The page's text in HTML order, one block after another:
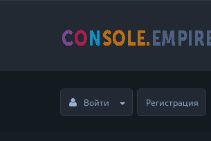
Войти Регистрация